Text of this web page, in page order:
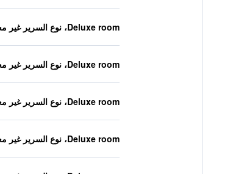
Deluxe room، نوع السرير غير معروف
Deluxe room، نوع السرير غير معروف
Deluxe room، نوع السرير غير معروف
Deluxe room، نوع السرير غير معروف